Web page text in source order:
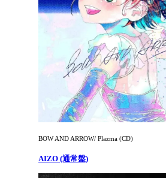
BOW AND ARROW/ Plazma (CD)
AIZO (通常盤)